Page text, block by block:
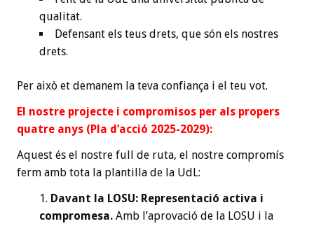
qualitat.
Defensant els teus drets, que són els nostres
drets.
Per això et demanem la teva confiança i el teu vot.
El nostre projecte i compromisos per als propers
quatre anys (Pla d’acció 2025-2029):
Aquest és el nostre full de ruta, el nostre compromís
ferm amb tota la plantilla de la UdL:
Davant la LOSU: Representació activa i
compromesa. Amb l’aprovació de la LOSU i la